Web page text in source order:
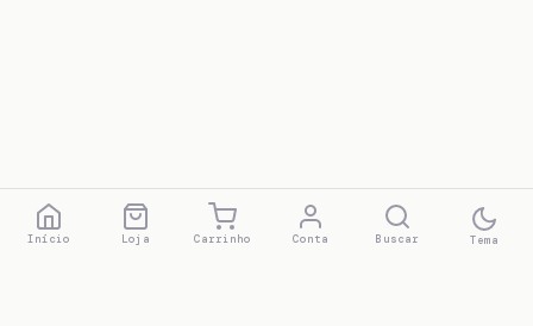
Início Loja Carrinho Conta Buscar Tema